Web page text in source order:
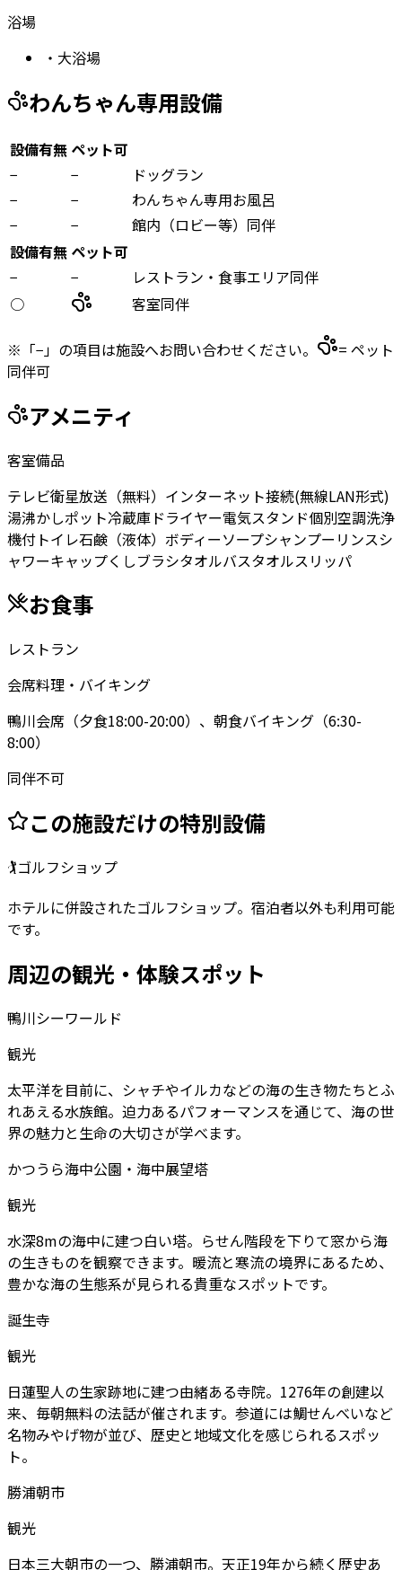
浴場
・ 大浴場
わんちゃん専用設備
設備有無 ペット可
−
−
ドッグラン
−
−
わんちゃん専用お風呂
−
−
館内（ロビー等）同伴
設備有無 ペット可
−
−
レストラン・食事エリア同伴
○
客室同伴
※「−」の項目は施設へお問い合わせください。
= ペット
同伴可
アメニティ
客室備品
テレビ衛星放送（無料） インターネット接続(無線LAN形式)
湯沸かしポット冷蔵庫ドライヤー電気スタンド個別空調洗浄
機付トイレ石鹸（液体） ボディーソープシャンプー リンスシ
ャワーキャップくしブラシタオルバスタオルスリッパ
お食事
レストラン
会席料理・バイキング
鴨川会席（夕食18:00-20:00）、朝食バイキング（6:30-
8:00）
同伴不可
この施設だけの特別設備
🏌️ゴルフショップ
ホテルに併設されたゴルフショップ。宿泊者以外も利用可能
です。
周辺の観光・体験スポット
鴨川シーワールド
観光
太平洋を目前に、シャチやイルカなどの海の生き物たちとふ
れあえる水族館。迫力あるパフォーマンスを通じて、海の世
界の魅力と生命の大切さが学べます。
かつうら海中公園・海中展望塔
観光
水深8mの海中に建つ白い塔。らせん階段を下りて窓から海
の生きものを観察できます。暖流と寒流の境界にあるため、
豊かな海の生態系が見られる貴重なスポットです。
誕生寺
観光
日蓮聖人の生家跡地に建つ由緒ある寺院。1276年の創建以
来、毎朝無料の法話が催されます。参道には鯛せんべいなど
名物みやげ物が並び、歴史と地域文化を感じられるスポッ
ト。
勝浦朝市
観光
日本三大朝市の一つ、勝浦朝市。天正19年から続く歴史あ